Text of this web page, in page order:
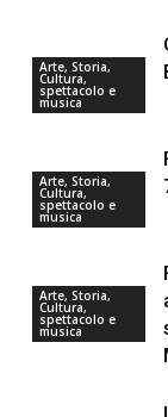
Arte, Storia,
Cultura,
spettacolo e
musica
Arte, Storia,
Cultura,
spettacolo e
musica
Arte, Storia,
Cultura,
spettacolo e
musica